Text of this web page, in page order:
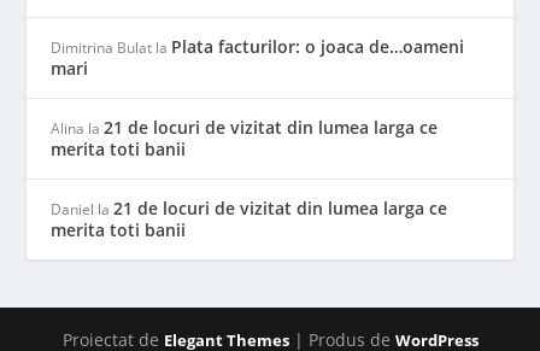
Dimitrina Bulat la Plata facturilor: o joaca de…oameni
mari
Alina la21 de locuri de vizitat din lumea larga ce
merita toti banii
Daniel la21 de locuri de vizitat din lumea larga ce
merita toti banii
Proiectat de Elegant Themes| Produs de WordPress